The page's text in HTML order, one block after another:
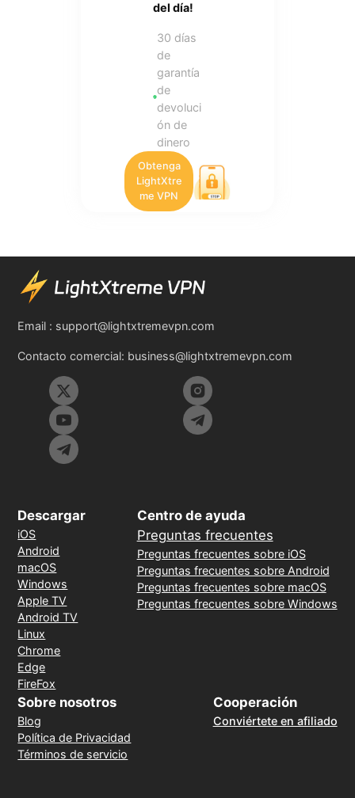
del día!
30 días
de
garantía
de
devoluci
ón de
dinero
Obtenga
LightXtre
me VPN
Email : support@lightxtremevpn.com
Contacto comercial: business@lightxtremevpn.com
Descargar
iOS
Android
macOS
Windows
Apple TV
Android TV
Linux
Chrome
Edge
FireFox
Centro de ayuda
Preguntas frecuentes
Preguntas frecuentes sobre iOS
Preguntas frecuentes sobre Android
Preguntas frecuentes sobre macOS
Preguntas frecuentes sobre Windows
Sobre nosotros
Blog
Política de Privacidad
Términos de servicio
Cooperación
Conviértete en afiliado